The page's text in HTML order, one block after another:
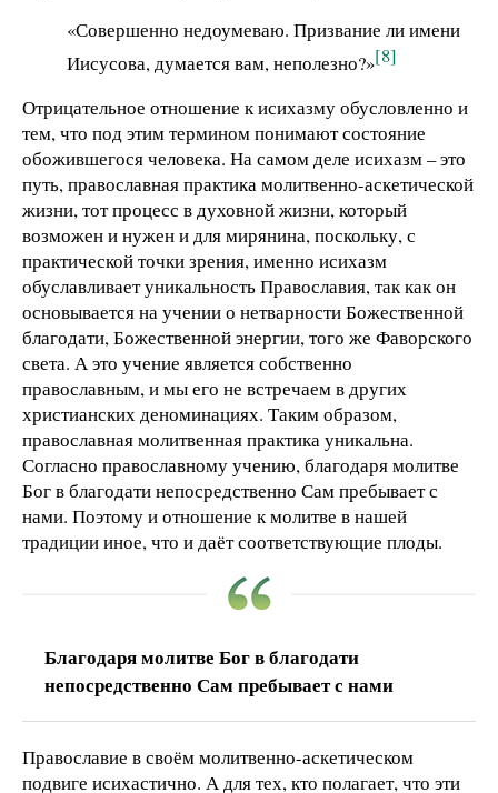
«Совершенно недоумеваю. Призвание ли имени
Иисусова, думается вам, неполезно?»[8]
Отрицательное отношение к исихазму обусловленно и
тем, что под этим термином понимают состояние
обожившегося человека. На самом деле исихазм – это
путь, православная практика молитвенно-аскетической
жизни, тот процесс в духовной жизни, который
возможен и нужен и для мирянина, поскольку, с
практической точки зрения, именно исихазм
обуславливает уникальность Православия, так как он
основывается на учении о нетварности Божественной
благодати, Божественной энергии, того же Фаворского
света. А это учение является собственно
православным, и мы его не встречаем в других
христианских деноминациях. Таким образом,
православная молитвенная практика уникальна.
Согласно православному учению, благодаря молитве
Бог в благодати непосредственно Сам пребывает с
нами. Поэтому и отношение к молитве в нашей
традиции иное, что и даёт соответствующие плоды.
Благодаря молитве Бог в благодати
непосредственно Сам пребывает с нами
Православие в своём молитвенно-аскетическом
подвиге исихастично. А для тех, кто полагает, что эти